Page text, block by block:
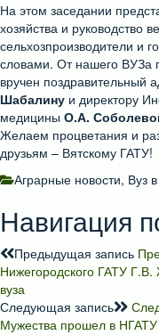
На этом заседании
хозяйства и руководство
сельхозпроизводители и
словами. От нашего ВУЗа
вручен поздравительный
Шабалину и директору
медицины О.А.
Желаем процветания и
друзьям – Вятскому ГАТУ!
Аграрные новости, Вуз
Навигация
Предыдущая запись
Нижегородского ГАТУ Г.В.
вуза
Следующая запись
Мужества прошел в НГАТУ